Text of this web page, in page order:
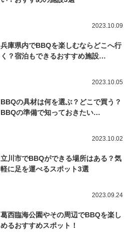
2023.10.09
兵庫県内でBBQを楽しむならどこへ行
く？宿泊もできるおすすめ施設…
2023.10.05
BBQの具材は何を選ぶ？どこで買う？
BBQの準備で知っておきたい…
2023.10.02
立川市でBBQができる場所はある？気
軽に足を運べるスポット3選
2023.09.24
葛西臨海公園やその周辺でBBQを楽し
めるおすすめスポット！